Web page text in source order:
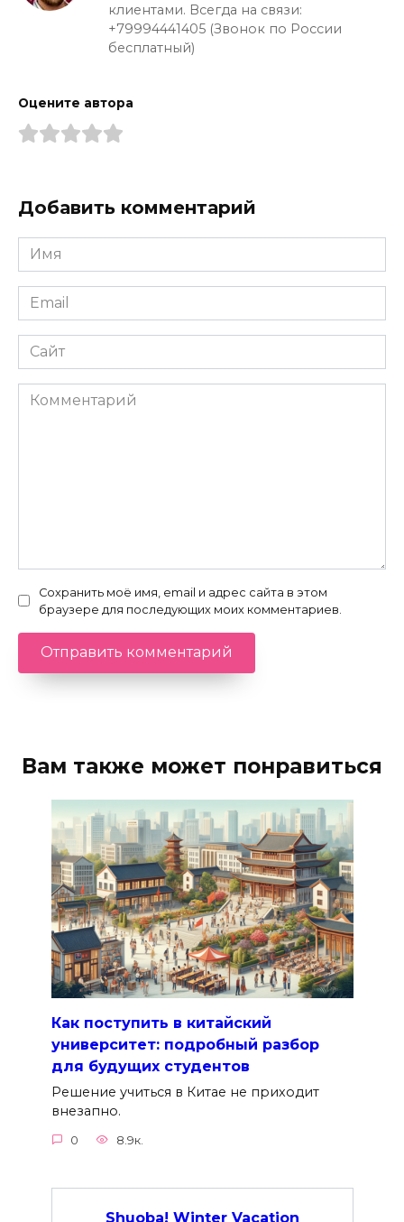
клиентами. Всегда на связи:
+79994441405 (Звонок по России
бесплатный)
Оцените автора
Добавить комментарий
Имя
*
Email
*
Сайт
Комментарий
Сохранить моё имя, email и адрес сайта в этом
браузере для последующих моих комментариев.
Вам также может понравиться
Как поступить в китайский
университет: подробный разбор
для будущих студентов
Решение учиться в Китае не приходит
внезапно.
0 8.9к.
Shuoba! Winter Vacation